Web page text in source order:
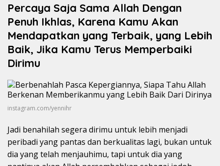
Percaya Saja Sama Allah Dengan
Penuh Ikhlas, Karena Kamu Akan
Mendapatkan yang Terbaik, yang Lebih
Baik, Jika Kamu Terus Memperbaiki
Dirimu
instagram.com/yennihr
Jadi benahilah segera dirimu untuk lebih menjadi
peribadi yang pantas dan berkualitas lagi, bukan untuk
dia yang telah menjauhimu, tapi untuk dia yang